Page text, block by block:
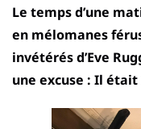
Le temps d’une
en mélomanes
invétérés d’Eve
une excuse : Il